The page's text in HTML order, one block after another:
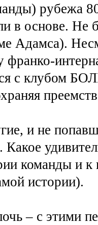
рубежа
в основе. Не
Адамса).
франко-
с клубом
и не
Какое
команды и к
истории).
– с этими